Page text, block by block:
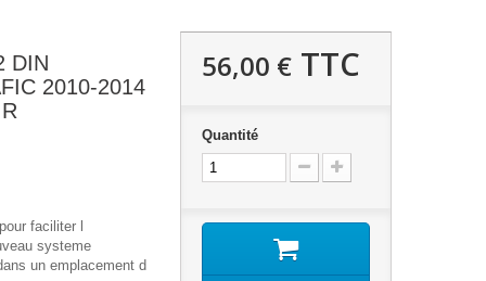
DIN
2010-2014
faciliter l
systeme
un emplacement d
56,00 €TTC
Quantité